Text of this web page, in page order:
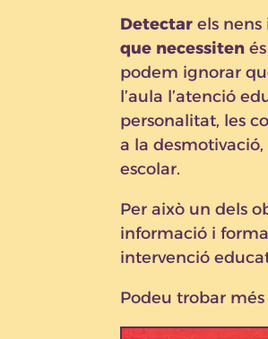
Detectar els
que necessiten
podem ignorar
l’aula l’atenció
personalitat, les
a la
escolar.
Per això un dels
informació i
intervenció
Podeu trobar